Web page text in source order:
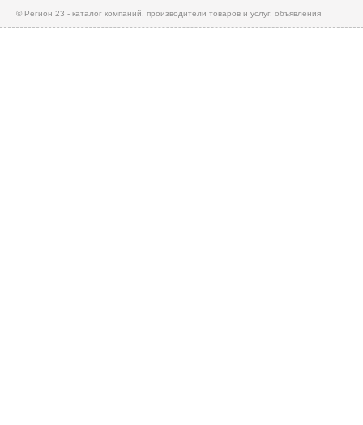
© Регион 23 - каталог компаний, производители товаров и услуг, объявления